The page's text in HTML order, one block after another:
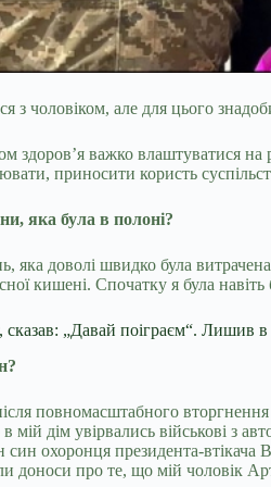
з чоловіком, але для цього
здоров’я важко влаштуватися
приносити користь
яка була в полоні?
доволі швидко була витрачена
кишені. Спочатку я була
сказав: „Давай поіграєм“.
повномасштабного вторгнення
мій дім увірвались військові з
син охоронця президента-
доноси про те, що мій чоловік